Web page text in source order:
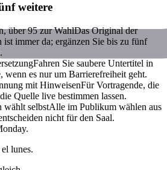
lunes.
weitere
über 95 zur WahlDas Original der
ist immer da; ergänzen Sie bis zu fünf
Fahren Sie saubere Untertitel in
wenn es nur um Barrierefreiheit geht.
mit HinweisenFür Vortragende, die
Quelle live bestimmen lassen.
wählt selbstAlle im Publikum wählen aus
nicht für den Saal.